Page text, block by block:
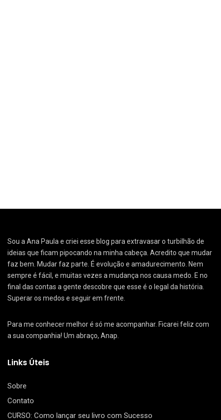
Sou a Ana Paula e criei esse blog para extravasar o turbilhão de
ideias que ficam pipocando na minha cabeça. Acredito que mudar
faz bem. Mudar faz parte. É evolução e amadurecimento. Nem
sempre é fácil, e muitas vezes a mudança nos causa medo. E no
final das contas a gente descobre que esse é o legal da história.
Superar os medos e seguir em frente.
Para me conhecer melhor é só me acompanhar. Ficarei feliz com
a sua companhia! Um abraço, Anap.
Links Úteis
Sobre
Contato
CURSO: Como lançar seu livro com Sucesso